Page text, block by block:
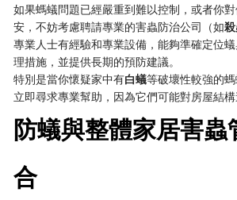
如果螞蟻問題已經嚴重到難以控制，或者你
安，不妨考慮聘請專業的害蟲防治公司（如
專業人士有經驗和專業設備，能夠準確定位
理措施，並提供長期的預防建議。
特別是當你懷疑家中有白蟻等破壞性較強的
立即尋求專業幫助，因為它們可能對房屋結構
防蟻與整體家居害蟲
合